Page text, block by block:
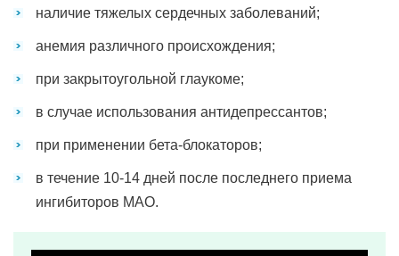
наличие тяжелых сердечных заболеваний;
анемия различного происхождения;
при закрытоугольной глаукоме;
в случае использования антидепрессантов;
при применении бета-блокаторов;
в течение 10-14 дней после последнего приема
ингибиторов МАО.